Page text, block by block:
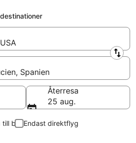
till Málaga från
Spanien
Återresa
25 aug.
bil
Endast direktflyg